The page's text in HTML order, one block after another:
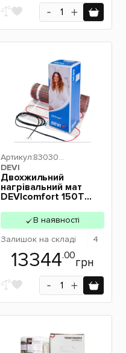
DEVI
Артикул:830305
Двохжильний
нагрівальний мат
DEVIcomfort 150T
83030572В наявності
Залишок на складі 4
13344.00
грн